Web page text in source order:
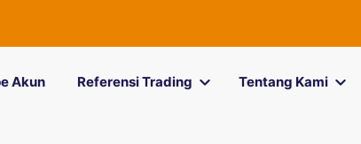
Akun Referensi Trading Tentang Kami